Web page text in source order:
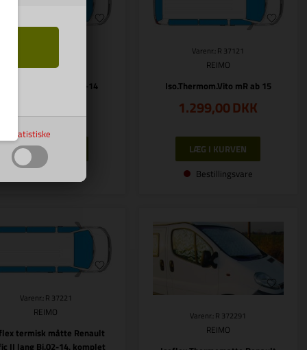
Statistiske
REIMO
Iso.Thermom.Vito LR 04-14
Varenr.: R 37121
REIMO
Iso.Thermom.Vito mR ab 15
1.299,00DKK
Bestillingsvare
Varenr.: R 37221
REIMO
termisk måtte Renault
II lang Bj.02-14, komplet
Varenr.: R 372291
REIMO